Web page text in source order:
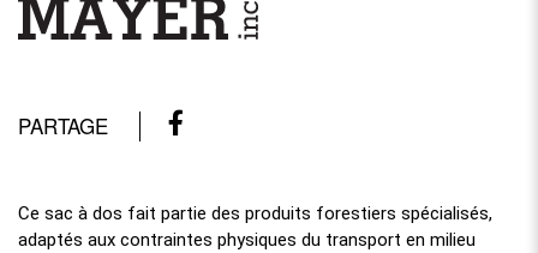
PARTAGE
Ce sac à dos fait partie des produits forestiers spécialisés,
adaptés aux contraintes physiques du transport en milieu